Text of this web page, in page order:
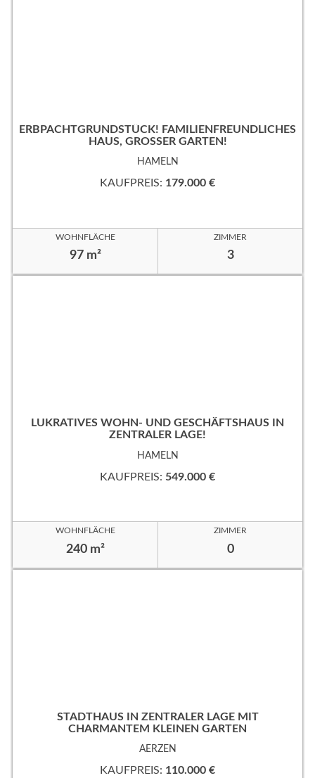
ERBPACHTGRUNDSTÜCK! FAMILIENFREUNDLICHES
HAUS, GROSSER GARTEN!
HAMELN
KAUFPREIS: 179.000 €
WOHNFLÄCHE
97 m²
ZIMMER
3
LUKRATIVES WOHN- UND GESCHÄFTSHAUS IN
ZENTRALER LAGE!
HAMELN
KAUFPREIS: 549.000 €
WOHNFLÄCHE
240 m²
ZIMMER
0
STADTHAUS IN ZENTRALER LAGE MIT
CHARMANTEM KLEINEN GARTEN
AERZEN
KAUFPREIS: 110.000 €